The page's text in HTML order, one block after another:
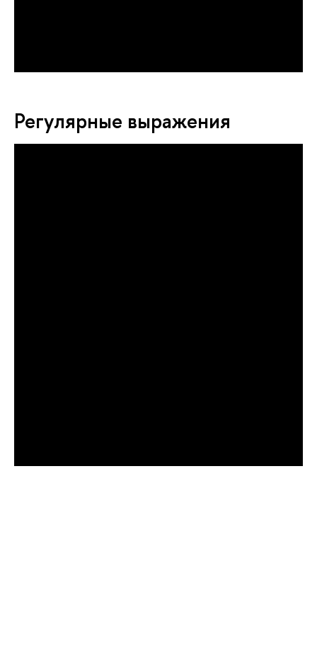
Регулярные выражения